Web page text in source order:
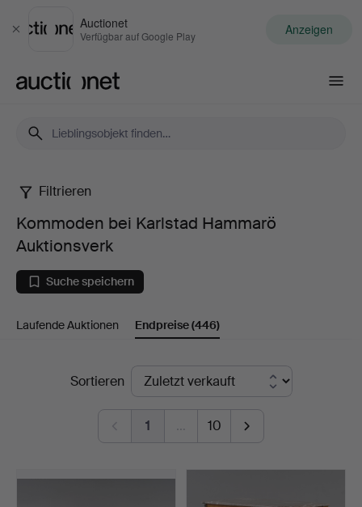
Schließen
Auctionet
Verfügbar auf Google Play Anzeigen
Kommoden
bei
Karlstad
Hammarö
Filtrieren
Kommoden bei Karlstad Hammarö
Auktionsverk
Suche speichern
Laufende Auktionen Endpreise(446)
EndpreiseSortieren
1 … 10